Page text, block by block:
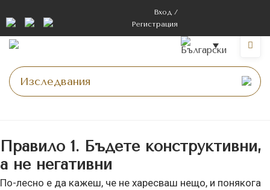
Вход /
Регистрация
Правило 1. Бъдете конструктивни,
а не негативни
По-лесно е да кажеш, че не харесваш нещо, и понякога